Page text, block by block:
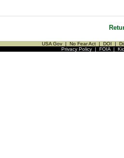
USA Gov | No Fear Act | DOI |
Privacy Policy| FOIA|